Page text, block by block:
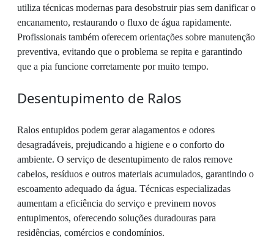
utiliza técnicas modernas para desobstruir pias sem danificar o
encanamento, restaurando o fluxo de água rapidamente.
Profissionais também oferecem orientações sobre manutenção
preventiva, evitando que o problema se repita e garantindo
que a pia funcione corretamente por muito tempo.
Desentupimento de Ralos
Ralos entupidos podem gerar alagamentos e odores
desagradáveis, prejudicando a higiene e o conforto do
ambiente. O serviço de desentupimento de ralos remove
cabelos, resíduos e outros materiais acumulados, garantindo o
escoamento adequado da água. Técnicas especializadas
aumentam a eficiência do serviço e previnem novos
entupimentos, oferecendo soluções duradouras para
residências, comércios e condomínios.